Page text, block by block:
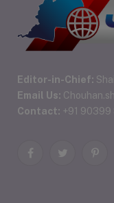
Editor-in-Chief:
Email Us:
Contact: +91
FacebookTwitter